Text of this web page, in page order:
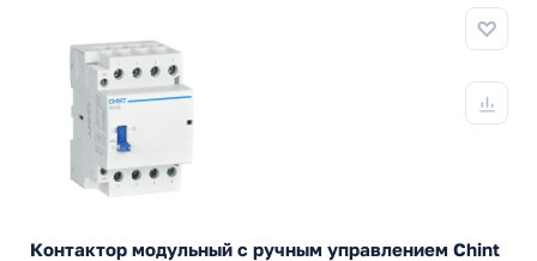
Контактор модульный с ручным управлением Chint